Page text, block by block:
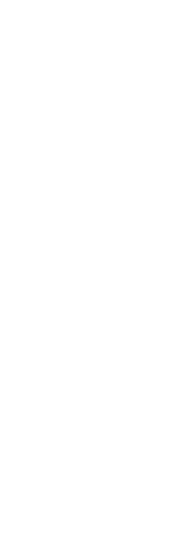
Storm - L